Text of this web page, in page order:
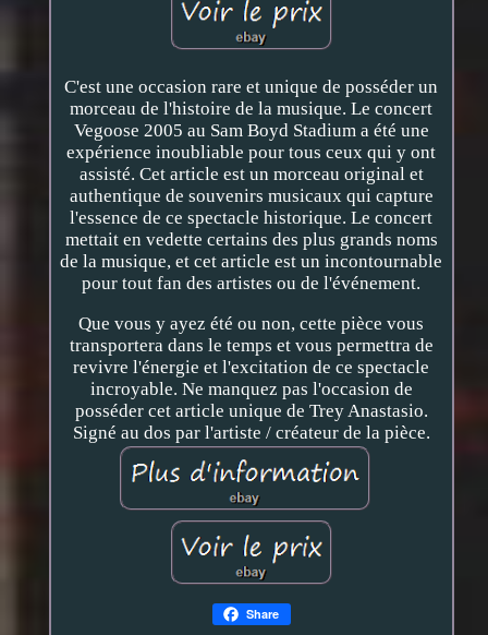
C'est une occasion rare et unique de posséder un
morceau de l'histoire de la musique. Le concert
Vegoose 2005 au Sam Boyd Stadium a été une
expérience inoubliable pour tous ceux qui y ont
assisté. Cet article est un morceau original et
authentique de souvenirs musicaux qui capture
l'essence de ce spectacle historique. Le concert
mettait en vedette certains des plus grands noms
de la musique, et cet article est un incontournable
pour tout fan des artistes ou de l'événement.
Que vous y ayez été ou non, cette pièce vous
transportera dans le temps et vous permettra de
revivre l'énergie et l'excitation de ce spectacle
incroyable. Ne manquez pas l'occasion de
posséder cet article unique de Trey Anastasio.
Signé au dos par l'artiste / créateur de la pièce.
Share